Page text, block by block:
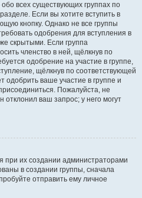
всех существующих группах по
Если вы хотите вступить в
кнопку. Однако не все группы
одобрения для вступления в
скрытыми. Если группа
членство в ней, щёлкнув по
одобрение на участие в группе,
щёлкнув по соответствующей
одобрить ваше участие в группе и
Пожалуйста, не
отклонил ваш запрос; у него могут
при их создании администраторами
в создании группы, сначала
отправить ему личное